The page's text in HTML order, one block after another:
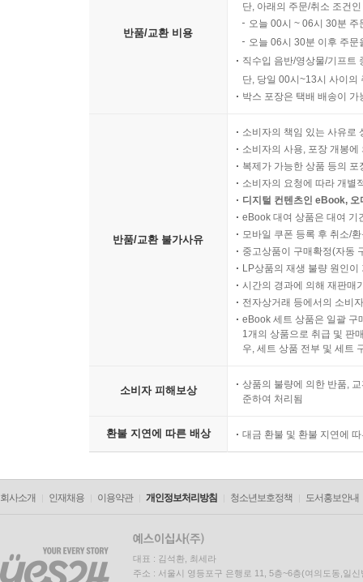
반품/교환 비용
단, 아래의 주문/취소 조건
오늘 00시 ~ 06시 30분
오늘 06시 30분 이후 주
직수입 음반/영상물/기프트
단, 당일 00시~13시 사이의
박스 포장은 택배 배송이
반품/교환 불가사유
소비자의 책임 있는 사유로
소비자의 사용, 포장 개봉
복제가 가능한 상품 등의
소비자의 요청에 따라 개별
디지털 컨텐츠인 eBook,
eBook 대여 상품은 대여 기
모바일 쿠폰 등록 후 취소/
중고상품이 구매확정(자동
LP상품의 재생 불량 원인
시간의 경과에 의해 재판매
전자상거래 등에서의 소비
eBook 세트 상품은 일괄 구
1개의 상품으로 취급 및 판
우, 세트 상품 전부 및 세트
소비자 피해보상
상품의 불량에 의한 반품,
준하여 처리됨
환불 지연에 따른 배상 대금 환불 및 환불 지연에
회사소개 인재채용 이용약관 개인정보처리방침 청소년보호정책 도서홍보안내
대표 : 김석환, 최세라
주소 : 서울시 영등포구 은행로 11, 5층~6층(여의도동,일신